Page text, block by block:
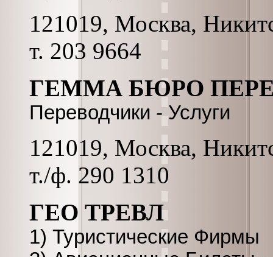
121019, Москва,
т. 203 9664
ГЕММА БЮРО
Переводчики - Услуги
121019, Москва,
т./ф. 290 1310
ГЕО ТРЕВЛ
1) Туристические Фирмы